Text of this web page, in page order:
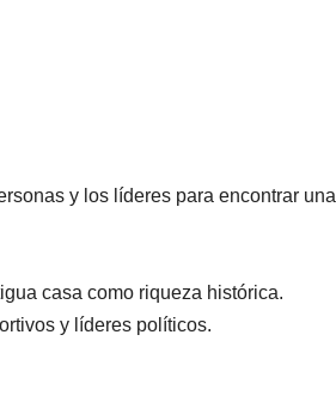
y los líderes para encontrar una
casa como riqueza histórica.
y líderes políticos.